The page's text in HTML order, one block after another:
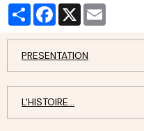
PartagerFacebook
X
PRESENTATION
L'HISTOIRE...